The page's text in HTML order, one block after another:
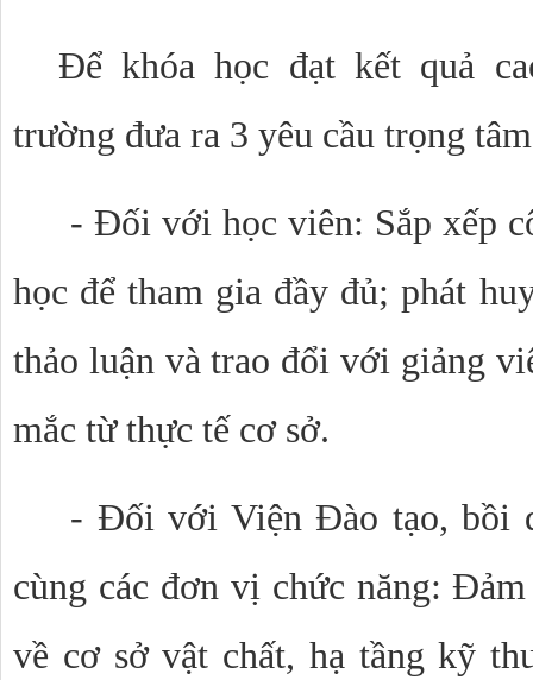
Để khóa học đạt kết quả
trường đưa ra 3 yêu cầu trọng
- Đối với học viên: Sắp xếp
học để tham gia đầy đủ; phát
thảo luận và trao đổi với giảng
mắc từ thực tế cơ sở.
- Đối với Viện Đào tạo, bồi
cùng các đơn vị chức năng:
về cơ sở vật chất, hạ tầng kỹ